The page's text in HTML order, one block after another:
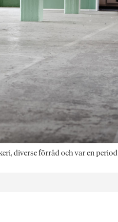
diverse förråd och var en period